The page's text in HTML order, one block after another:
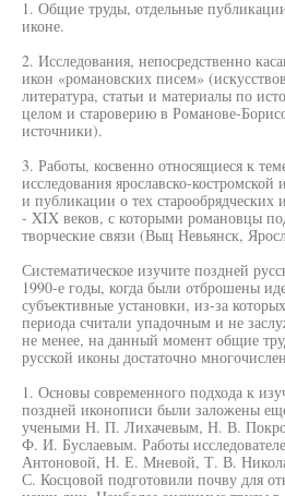
1. Общие труды, отдельные
иконе.
2. Исследования, непосредственно
икон «романовских писем»
литература, статьи и материалы по
целом и староверию в Романове-
источники).
3. Работы, косвенно относящиеся к
исследования ярославско-
и публикации о тех
- XIX веков, с которыми романовцы
творческие связи (Выц Невьянск,
Систематическое изучите поздней
1990-е годы, когда были отброшены
субъективные установки, из-за
периода считали упадочным и не
не менее, на данный момент общие
русской иконы достаточно
1. Основы современного подхода к
поздней иконописи были заложены
учеными Н. П. Лихачевым, Н. В.
Ф. И. Буслаевым. Работы
Антоновой, Н. Е. Мневой, Т. В.
С. Косцовой подготовили почву для